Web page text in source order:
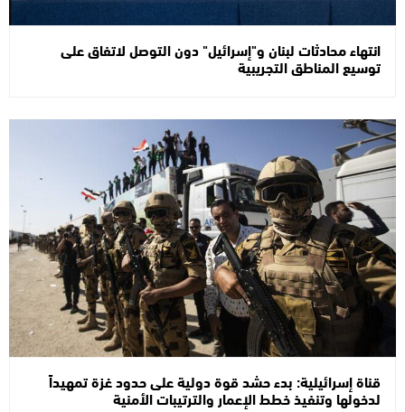
انتهاء محادثات لبنان و"إسرائيل" دون التوصل لاتفاق على
توسيع المناطق التجريبية
قناة إسرائيلية: بدء حشد قوة دولية على حدود غزة تمهيداً
لدخولها وتنفيذ خطط الإعمار والترتيبات الأمنية